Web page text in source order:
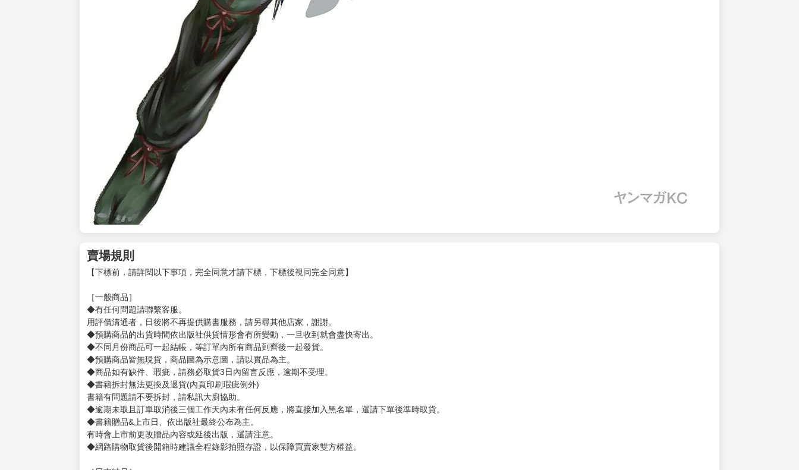
賣場規則
【下標前，請詳閱以下事項，完全同意才請下標，下標後視同完全同意】
［一般商品］
◆有任何問題請聯繫客服。
用評價溝通者，日後將不再提供購書服務，請另尋其他店家，謝謝。
◆不同月份商品可一起結帳，等訂單內所有商品到齊後一起發貨。